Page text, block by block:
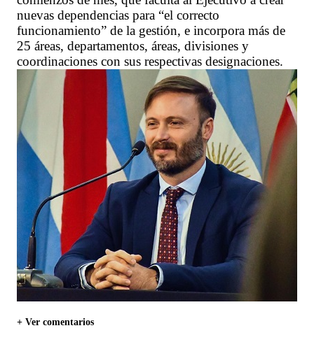
nuevas dependencias para “el correcto
funcionamiento” de la gestión, e incorpora más de
25 áreas, departamentos, áreas, divisiones y
coordinaciones con sus respectivas designaciones.
+ Ver comentarios